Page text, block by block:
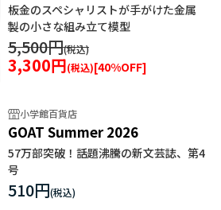
板金のスペシャリストが手がけた金属
製の小さな組み立て模型
5,500円
3,300円 [40%OFF]
小学館百貨店
GOAT Summer 2026
57万部突破！話題沸騰の新文芸誌、第4
号
510円